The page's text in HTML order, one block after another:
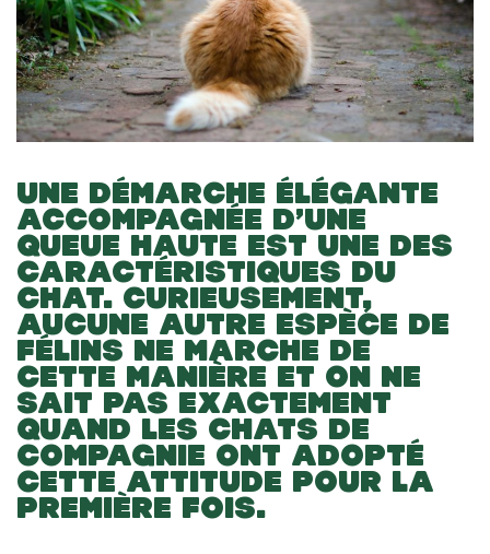
UNE DÉMARCHE ÉLÉGANTE
ACCOMPAGNÉE D’UNE
QUEUE HAUTE EST UNE DES
CARACTÉRISTIQUES DU
CHAT. CURIEUSEMENT,
AUCUNE AUTRE ESPÈCE DE
FÉLINS NE MARCHE DE
CETTE MANIÈRE ET ON NE
SAIT PAS EXACTEMENT
QUAND LES CHATS DE
COMPAGNIE ONT ADOPTÉ
CETTE ATTITUDE POUR LA
PREMIÈRE FOIS.